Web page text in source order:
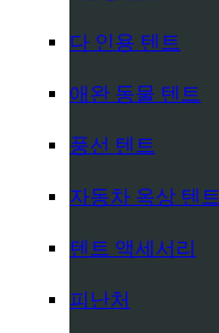
다 인용 텐트
애완 동물 텐트
풍선 텐트
자동차 옥상 텐트
텐트 액세서리
피난처